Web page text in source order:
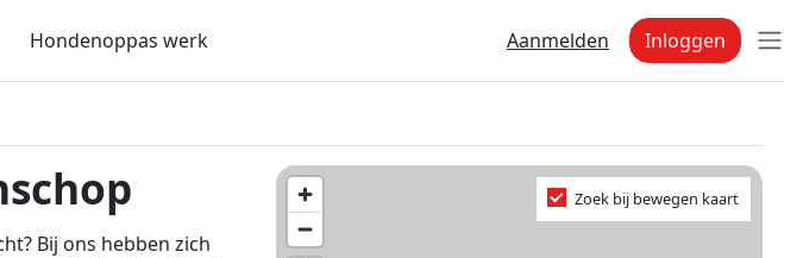
Hondenoppas werk Aanmelden Inloggen
Bij ons hebben zich
Zoek bij bewegen kaart